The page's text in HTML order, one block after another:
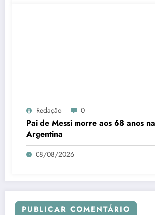
Redação 0
Pai de Messi morre aos 68 anos na
Argentina
08/08/2026
PUBLICAR COMENTÁRIO